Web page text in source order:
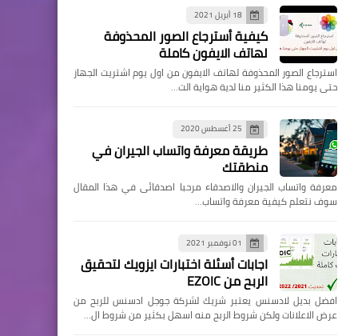
18 أبريل 2021
كيفية أسترجاع الصور المحذوفة
لهاتف الايفون كاملة
استرجاع الصور المحذوفة لهاتف الايفون من اول يوم اشتريت الجهاز
حتى يومنا هذا الكثير منا لدية هواية الت…
25 أغسطس 2020
طريقة معرفة واتساب الجيران في
منطقتك
معرفة واتساب الجيران والاصدقاء مرحبا اصدقائى في هذا المقال
سوف نتعلم كيفية معرفة واتساب…
01 نوفمبر 2021
اجابات أسئلة اختبارات ايزويك لتحقيق
الربح من EZOIC
افضل بديل لادسنس يعتبر شريك لشركة جوجل ادسنس للربح من
عرض الاعلانات ولكن شروط الربح منه اسهل بكثير من شروط ال…